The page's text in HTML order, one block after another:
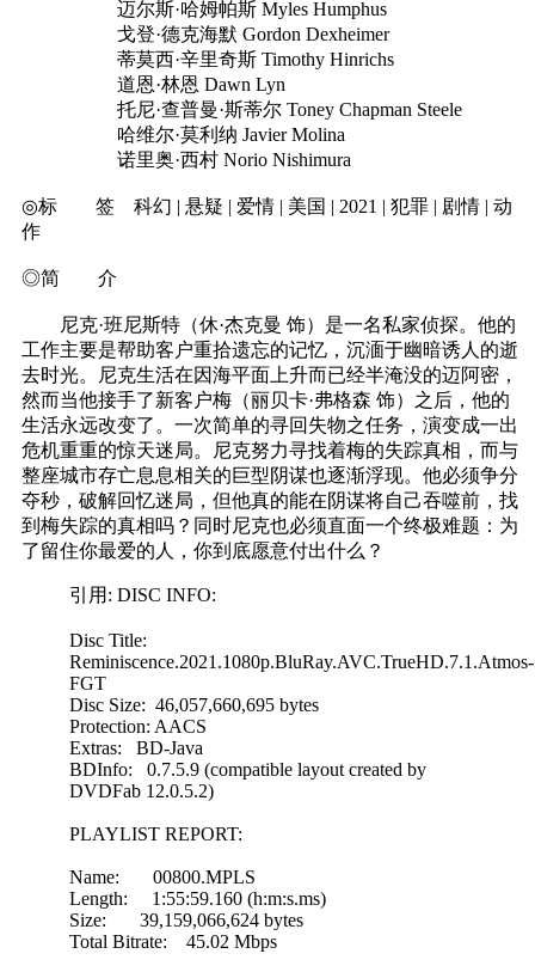
迈尔斯·哈姆帕斯 Myles Humphus
戈登·德克海默 Gordon Dexheimer
蒂莫西·辛里奇斯 Timothy Hinrichs
道恩·林恩 Dawn Lyn
托尼·查普曼·斯蒂尔 Toney Chapman Steele
哈维尔·莫利纳 Javier Molina
诺里奥·西村 Norio Nishimura
◎标 签 科幻 | 悬疑 | 爱情 | 美国 | 2021 | 犯罪 | 剧情 | 动
作
◎简 介
尼克·班尼斯特（休·杰克曼 饰）是一名私家侦探。他的
工作主要是帮助客户重拾遗忘的记忆，沉湎于幽暗诱人的逝
去时光。尼克生活在因海平面上升而已经半淹没的迈阿密，
然而当他接手了新客户梅（丽贝卡·弗格森 饰）之后，他的
生活永远改变了。一次简单的寻回失物之任务，演变成一出
危机重重的惊天迷局。尼克努力寻找着梅的失踪真相，而与
整座城市存亡息息相关的巨型阴谋也逐渐浮现。他必须争分
夺秒，破解回忆迷局，但他真的能在阴谋将自己吞噬前，找
到梅失踪的真相吗？同时尼克也必须直面一个终极难题：为
了留住你最爱的人，你到底愿意付出什么？
引用: DISC INFO:
Disc Title:
Reminiscence.2021.1080p.BluRay.AVC.TrueHD.7.1.Atmos-
FGT
Disc Size: 46,057,660,695 bytes
Protection: AACS
Extras: BD-Java
BDInfo: 0.7.5.9 (compatible layout created by
DVDFab 12.0.5.2)
PLAYLIST REPORT:
Name: 00800.MPLS
Length: 1:55:59.160 (h:m:s.ms)
Size: 39,159,066,624 bytes
Total Bitrate: 45.02 Mbps